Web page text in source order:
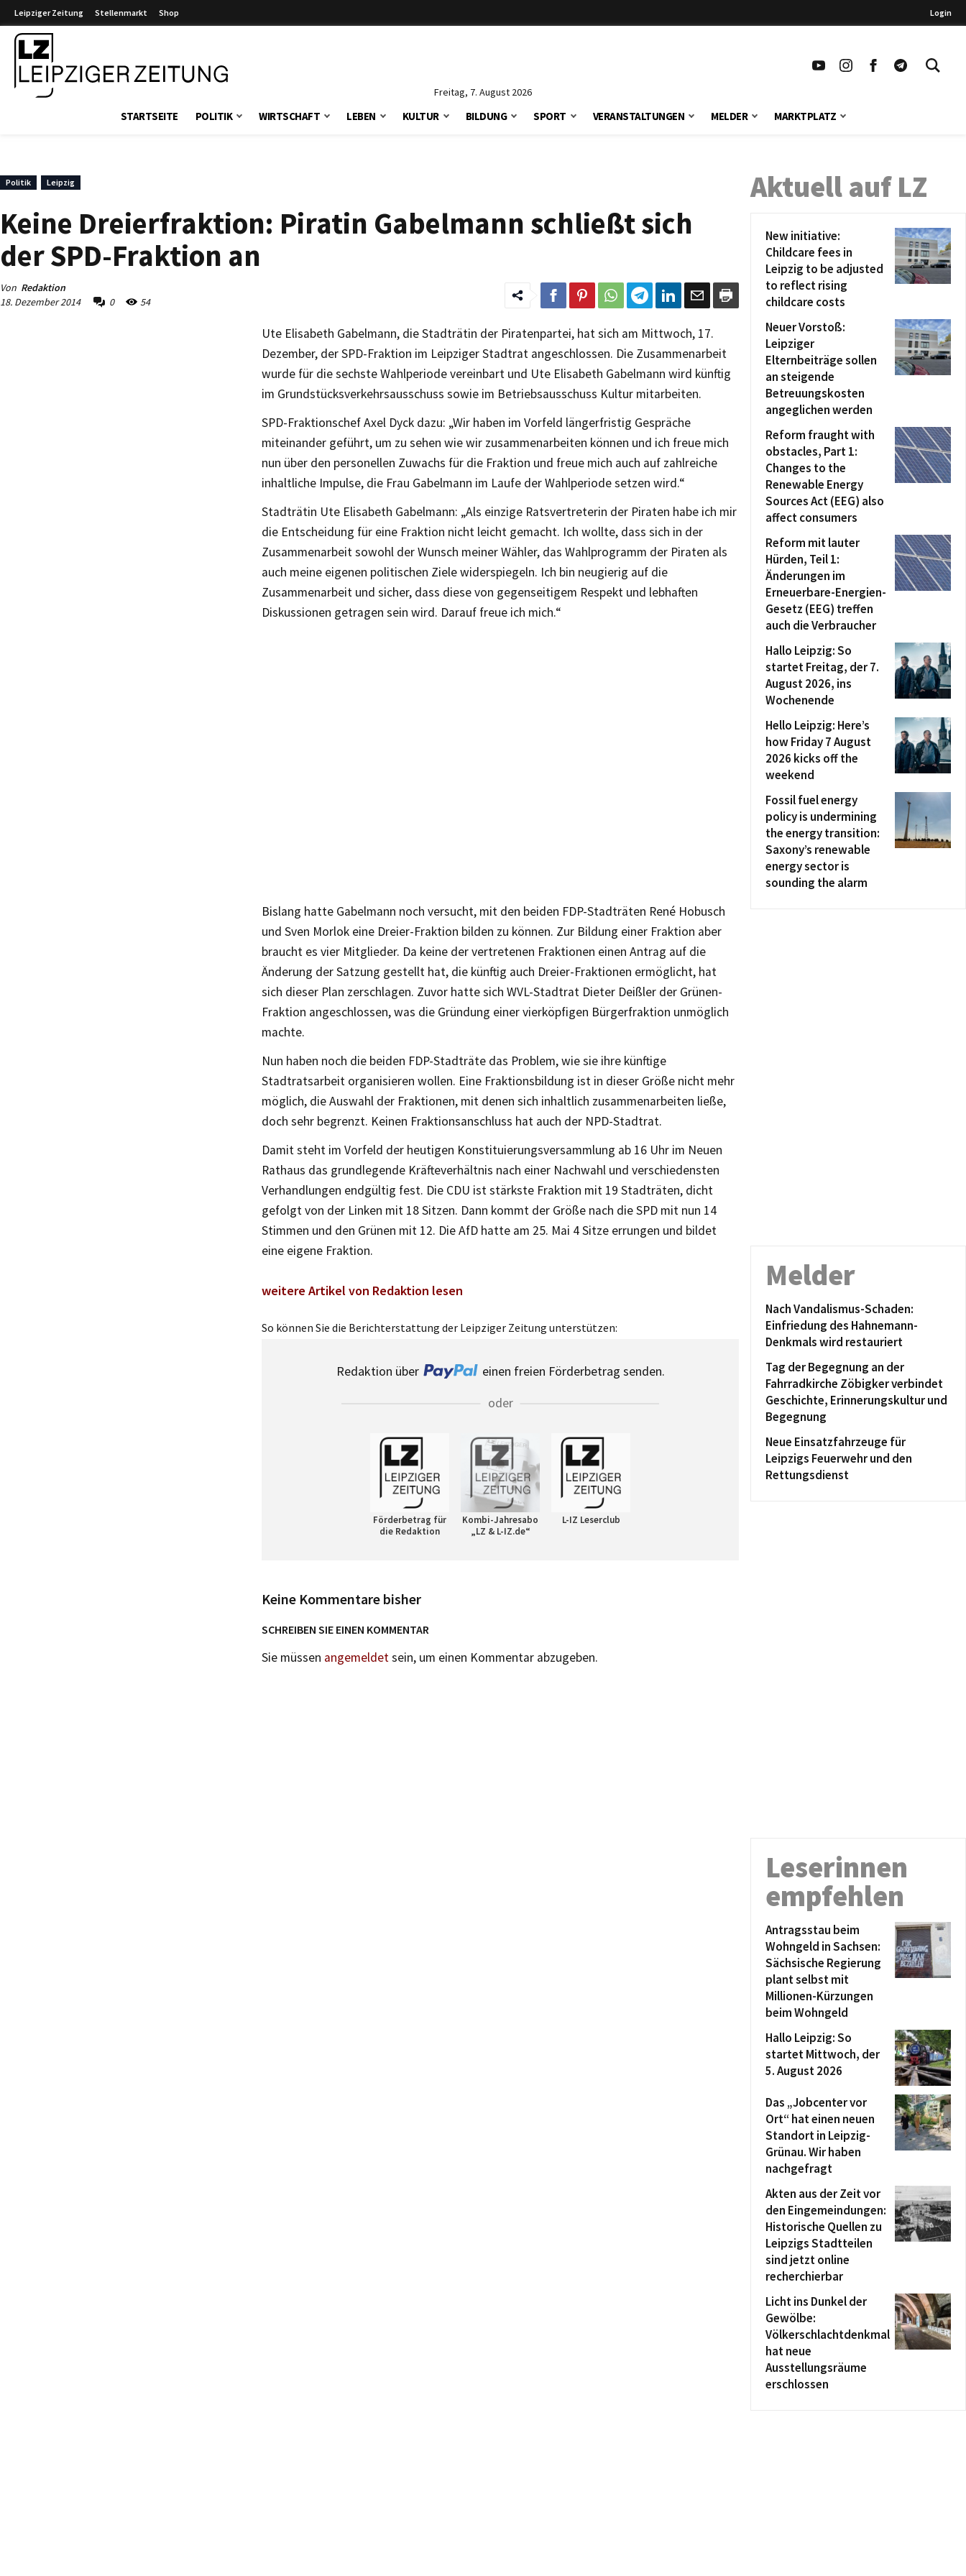
Leipziger Zeitung Stellenmarkt Shop Login
Freitag, 7. August 2026
STARTSEITE POLITIK WIRTSCHAFT LEBEN KULTUR BILDUNG SPORT VERANSTALTUNGEN MELDER MARKTPLATZ
Politik Leipzig
Keine Dreierfraktion: Piratin Gabelmann schließt sich
der SPD-Fraktion an
Von Redaktion
18. Dezember 2014
0 54
Ute Elisabeth Gabelmann, die Stadträtin der Piratenpartei, hat sich am Mittwoch, 17.
Dezember, der SPD-Fraktion im Leipziger Stadtrat angeschlossen. Die Zusammenarbeit
wurde für die sechste Wahlperiode vereinbart und Ute Elisabeth Gabelmann wird künftig
im Grundstücksverkehrsausschuss sowie im Betriebsausschuss Kultur mitarbeiten.
SPD-Fraktionschef Axel Dyck dazu: „Wir haben im Vorfeld längerfristig Gespräche
miteinander geführt, um zu sehen wie wir zusammenarbeiten können und ich freue mich
nun über den personellen Zuwachs für die Fraktion und freue mich auch auf zahlreiche
inhaltliche Impulse, die Frau Gabelmann im Laufe der Wahlperiode setzen wird.“
Stadträtin Ute Elisabeth Gabelmann: „Als einzige Ratsvertreterin der Piraten habe ich mir
die Entscheidung für eine Fraktion nicht leicht gemacht. Ich wollte, dass sich in der
Zusammenarbeit sowohl der Wunsch meiner Wähler, das Wahlprogramm der Piraten als
auch meine eigenen politischen Ziele widerspiegeln. Ich bin neugierig auf die
Zusammenarbeit und sicher, dass diese von gegenseitigem Respekt und lebhaften
Diskussionen getragen sein wird. Darauf freue ich mich.“
Bislang hatte Gabelmann noch versucht, mit den beiden FDP-Stadträten René Hobusch
und Sven Morlok eine Dreier-Fraktion bilden zu können. Zur Bildung einer Fraktion aber
braucht es vier Mitglieder. Da keine der vertretenen Fraktionen einen Antrag auf die
Änderung der Satzung gestellt hat, die künftig auch Dreier-Fraktionen ermöglicht, hat
sich dieser Plan zerschlagen. Zuvor hatte sich WVL-Stadtrat Dieter Deißler der Grünen-
Fraktion angeschlossen, was die Gründung einer vierköpfigen Bürgerfraktion unmöglich
machte.
Nun haben noch die beiden FDP-Stadträte das Problem, wie sie ihre künftige
Stadtratsarbeit organisieren wollen. Eine Fraktionsbildung ist in dieser Größe nicht mehr
möglich, die Auswahl der Fraktionen, mit denen sich inhaltlich zusammenarbeiten ließe,
doch sehr begrenzt. Keinen Fraktionsanschluss hat auch der NPD-Stadtrat.
Damit steht im Vorfeld der heutigen Konstituierungsversammlung ab 16 Uhr im Neuen
Rathaus das grundlegende Kräfteverhältnis nach einer Nachwahl und verschiedensten
Verhandlungen endgültig fest. Die CDU ist stärkste Fraktion mit 19 Stadträten, dicht
gefolgt von der Linken mit 18 Sitzen. Dann kommt der Größe nach die SPD mit nun 14
Stimmen und den Grünen mit 12. Die AfD hatte am 25. Mai 4 Sitze errungen und bildet
eine eigene Fraktion.
weitere Artikel von Redaktion lesen
So können Sie die Berichterstattung der Leipziger Zeitung unterstützen:
Redaktion über
einen freien Förderbetrag senden.
oder
Förderbetrag für
die Redaktion
Kombi-Jahresabo
„LZ & L-IZ.de“
L-IZ Leserclub
Keine Kommentare bisher
SCHREIBEN SIE EINEN KOMMENTAR
Sie müssen angemeldetsein, um einen Kommentar abzugeben.
Aktuell auf LZ
New initiative:
Childcare fees in
Leipzig to be adjusted
to reflect rising
childcare costs
Neuer Vorstoß:
Leipziger
Elternbeiträge sollen
an steigende
Betreuungskosten
angeglichen werden
Reform fraught with
obstacles, Part 1:
Changes to the
Renewable Energy
Sources Act (EEG) also
affect consumers
Reform mit lauter
Hürden, Teil 1:
Änderungen im
Erneuerbare-Energien-
Gesetz (EEG) treffen
auch die Verbraucher
Hallo Leipzig: So
startet Freitag, der 7.
August 2026, ins
Wochenende
Hello Leipzig: Here’s
how Friday 7 August
2026 kicks off the
weekend
Fossil fuel energy
policy is undermining
the energy transition:
Saxony’s renewable
energy sector is
sounding the alarm
Melder
Nach Vandalismus-Schaden:
Einfriedung des Hahnemann-
Denkmals wird restauriert
Tag der Begegnung an der
Fahrradkirche Zöbigker verbindet
Geschichte, Erinnerungskultur und
Begegnung
Neue Einsatzfahrzeuge für
Leipzigs Feuerwehr und den
Rettungsdienst
Leserinnen
empfehlen
Antragsstau beim
Wohngeld in Sachsen:
Sächsische Regierung
plant selbst mit
Millionen-Kürzungen
beim Wohngeld
Hallo Leipzig: So
startet Mittwoch, der
5. August 2026
Das „Jobcenter vor
Ort“ hat einen neuen
Standort in Leipzig-
Grünau. Wir haben
nachgefragt
Akten aus der Zeit vor
den Eingemeindungen:
Historische Quellen zu
Leipzigs Stadtteilen
sind jetzt online
recherchierbar
Licht ins Dunkel der
Gewölbe:
Völkerschlachtdenkmal
hat neue
Ausstellungsräume
erschlossen